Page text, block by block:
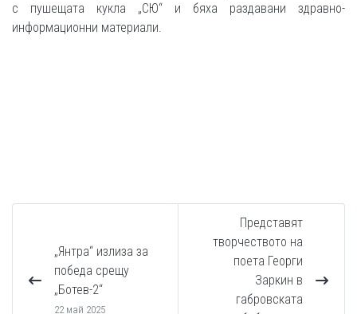
с пушещата кукла „СЮ“ и бяха раздавани здравно-
информационни материали.
„Янтра“ излиза за
победа срещу
„Ботев-2“
22 май 2025
Представят
творчеството на
поета Георги
Заркин в
габровската